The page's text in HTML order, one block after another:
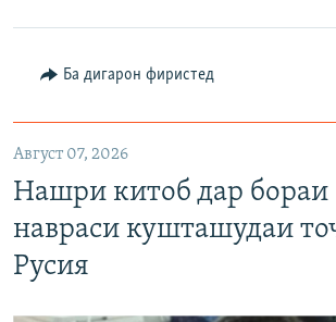
Ба дигарон фиристед
Август 07, 2026
Нашри китоб дар бораи
навраси кушташудаи
Русия